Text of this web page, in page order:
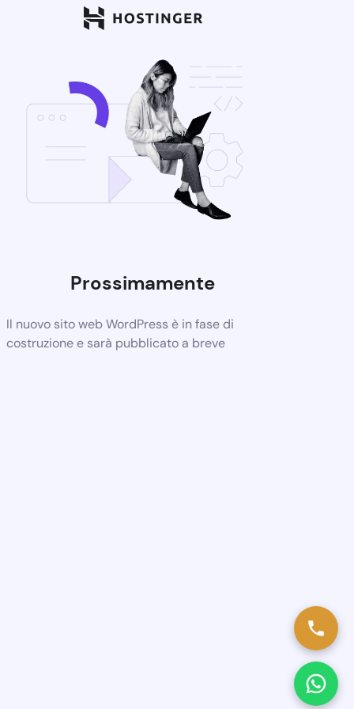
Prossimamente
Il nuovo sito web WordPress è in fase di
costruzione e sarà pubblicato a breve